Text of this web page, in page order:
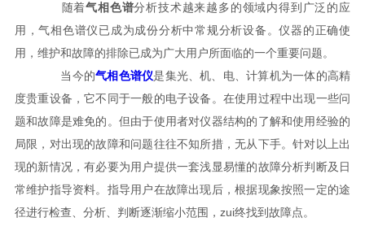
随着气相色谱分析技术越来越多的领域内得到广泛的应
用，气相色谱仪已成为成份分析中常规分析设备。仪器的正确使
用，维护和故障的排除已成为广大用户所面临的一个重要问题。
当今的气相色谱仪是集光、机、电、计算机为一体的高精
度贵重设备，它不同于一般的电子设备。在使用过程中出现一些问
题和故障是难免的。但由于使用者对仪器结构的了解和使用经验的
局限，对出现的故障和问题往往不知所措，无从下手。针对以上出
现的新情况，有必要为用户提供一套浅显易懂的故障分析判断及日
常维护指导资料。指导用户在故障出现后，根据现象按照一定的途
径进行检查、分析、判断逐渐缩小范围，zui终找到故障点。